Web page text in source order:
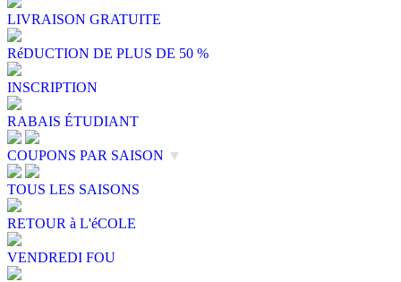
LIVRAISON GRATUITE
RéDUCTION DE PLUS DE 50 %
INSCRIPTION
RABAIS ÉTUDIANT
COUPONS PAR SAISON ▼
TOUS LES SAISONS
RETOUR à L'éCOLE
VENDREDI FOU